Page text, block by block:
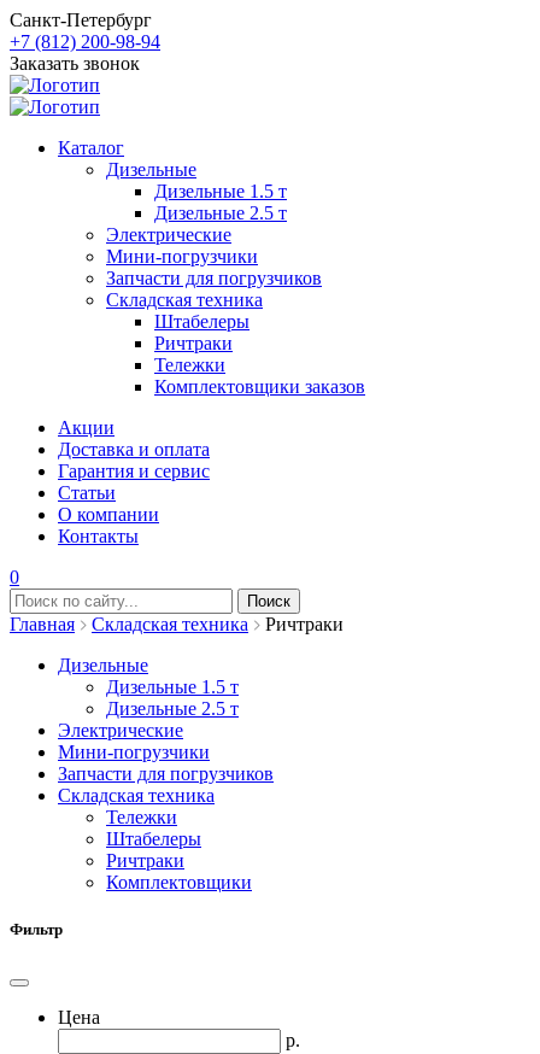
Санкт-Петербург
+7 (812) 200-98-94
Заказать звонок
Каталог
Дизельные
Дизельные 1.5 т
Дизельные 2.5 т
Электрические
Мини-погрузчики
Запчасти для погрузчиков
Складская техника
Штабелеры
Ричтраки
Тележки
Комплектовщики заказов
Акции
Доставка и оплата
Гарантия и сервис
Статьи
О компании
Контакты
0
Главная Складская техника
Ричтраки
Дизельные
Дизельные 1.5 т
Дизельные 2.5 т
Электрические
Мини-погрузчики
Запчасти для погрузчиков
Складская техника
Тележки
Штабелеры
Ричтраки
Комплектовщики
Фильтр
Цена
р.